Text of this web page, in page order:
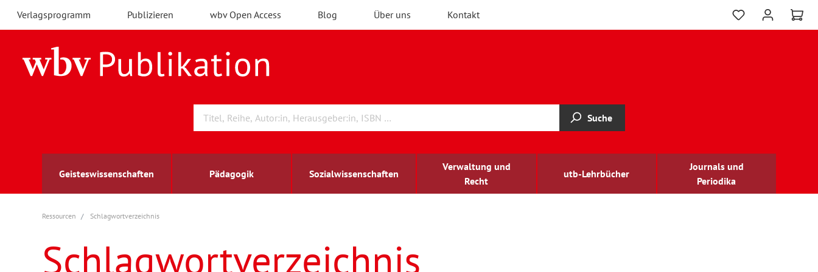
Verlagsprogramm Publizieren wbv Open Access Blog Über uns Kontakt
Suche
Geisteswissenschaften Pädagogik Sozialwissenschaften
Verwaltung und
Recht
utb-Lehrbücher
Journals und
Periodika
Archäologie
Berufs- und Wirtschaftspädagogik
Arbeitsmarktforschung
Außenwirtschaft
berufsbildung
Ressourcen Schlagwortverzeichnis
Schlagwortverzeichnis